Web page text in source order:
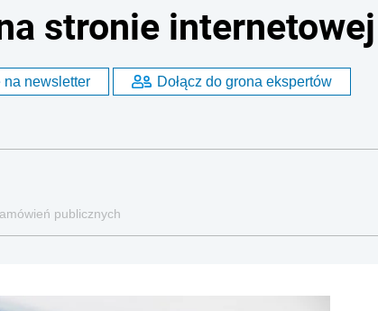
stronie internetowej
na newsletter Dołącz do grona ekspertów
publicznych